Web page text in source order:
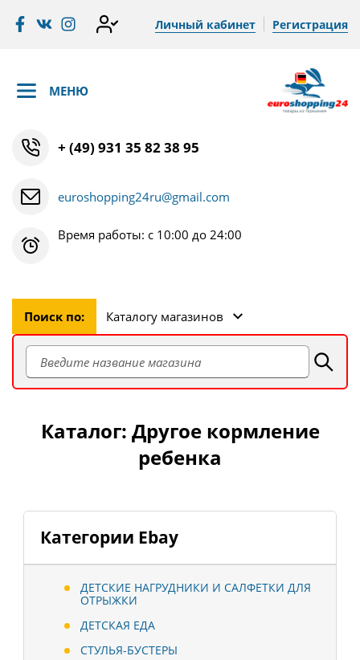
Личный кабинет Регистрация
МЕНЮ
+ (49) 931 35 82 38 95
euroshopping24ru@gmail.com
Время работы: с 10:00 до 24:00
Поиск по: Каталогу магазинов
Категории Ebay
ДЕТСКИЕ НАГРУДНИКИ И САЛФЕТКИ ДЛЯ
ОТРЫЖКИ
ДЕТСКАЯ ЕДА
СТУЛЬЯ-БУСТЕРЫ
Каталог: Другое кормление
ребенка